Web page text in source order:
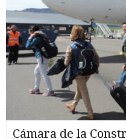
Cámara de la